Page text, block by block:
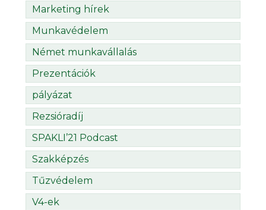
Marketing hírek
Munkavédelem
Német munkavállalás
Prezentációk
pályázat
Rezsióradíj
SPAKLI’21 Podcast
Szakképzés
Tűzvédelem
V4-ek